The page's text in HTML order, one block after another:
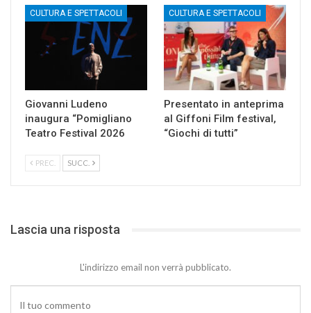
CULTURA E SPETTACOLI
Giovanni Ludeno
inaugura “Pomigliano
Teatro Festival 2026
CULTURA E SPETTACOLI
Presentato in anteprima
al Giffoni Film festival,
“Giochi di tutti”
PREC. SUCC.
Lascia una risposta
L'indirizzo email non verrà pubblicato.